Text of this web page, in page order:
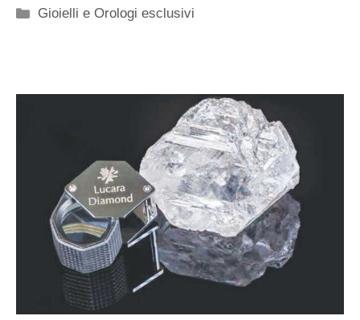
Categorie
Gioielli e Orologi esclusivi